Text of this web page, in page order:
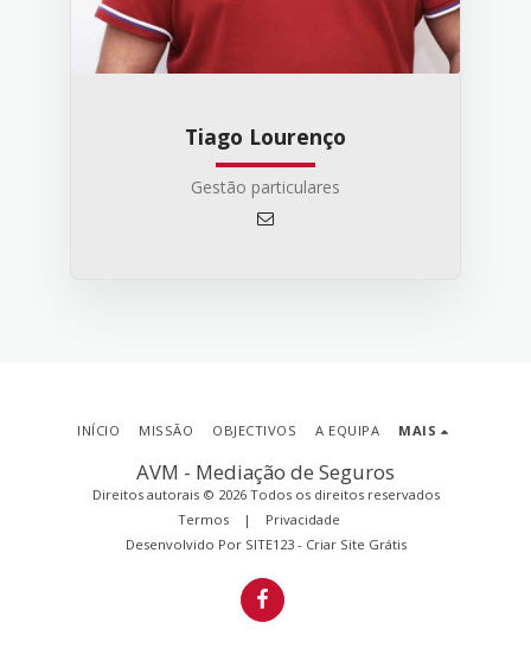
Tiago Lourenço
Gestão particulares
AVM - Mediação de Seguros
Direitos autorais © 2026 Todos os direitos reservados
Termos| Privacidade
Desenvolvido Por SITE123- Criar Site Grátis
INÍCIO MISSÃO OBJECTIVOS A EQUIPA MAIS